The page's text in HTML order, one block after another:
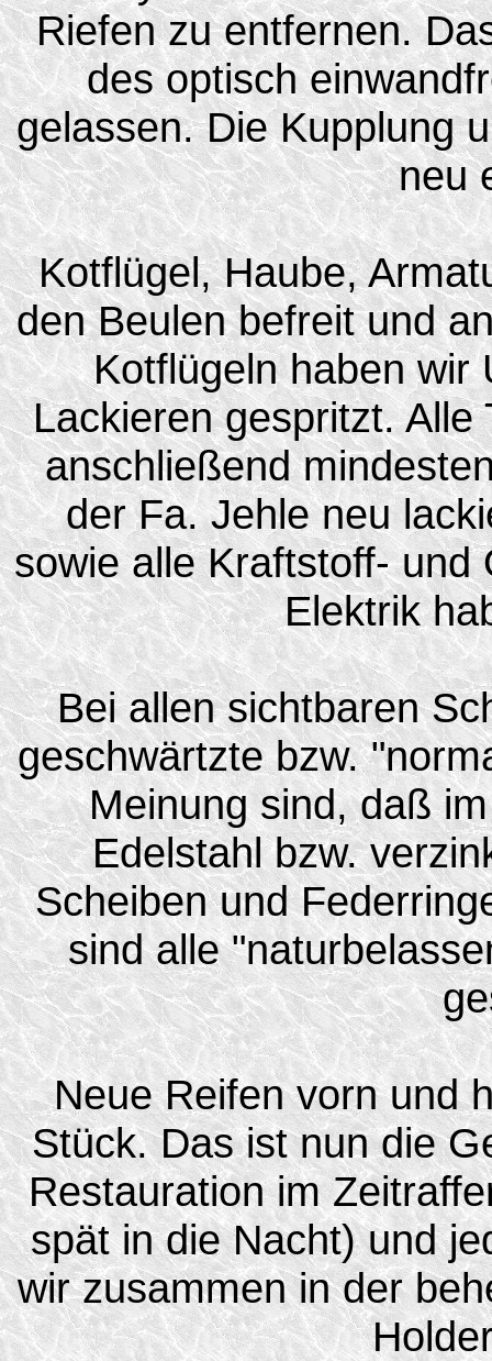
Riefen zu entfernen.
des optisch
gelassen. Die Kupplung
neu
Kotflügel, Haube,
den Beulen befreit und
Kotflügeln haben wir
Lackieren gespritzt. Alle
anschließend
der Fa. Jehle neu
sowie alle Kraftstoff- und
Elektrik
Bei allen sichtbaren
geschwärtzte bzw.
Meinung sind, daß
Edelstahl bzw.
Scheiben und
sind alle
Neue Reifen vorn und
Stück. Das ist nun die
Restauration im
spät in die Nacht) und
wir zusammen in der